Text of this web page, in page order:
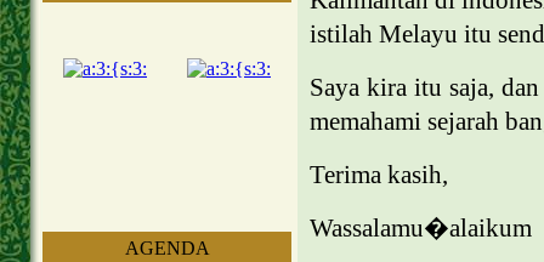
AGENDA
istilah Melayu itu
Saya kira itu saja,
memahami sejarah
Terima kasih,
Wassalamu�alaikum